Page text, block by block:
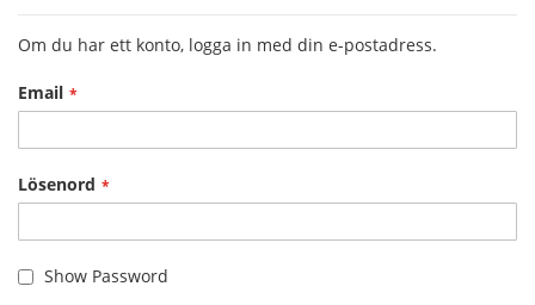
Om du har ett konto, logga in med din e-postadress.
Email
Lösenord
Show Password